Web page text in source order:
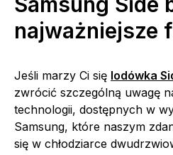
najważniejsze
Jeśli marzy Ci się lodówka
zwrócić szczególną uwagę
technologii, dostępnych w
Samsung, które naszym
się w chłodziarce